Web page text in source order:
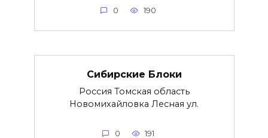
0 190
Сибирские Блоки
Россия Томская область
Новомихайловка Лесная ул.
0 191